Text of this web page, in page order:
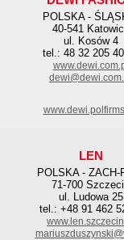
POLSKA -
40-541
ul. Kosów 4
tel.: 48 32 205
LEN
POLSKA - ZACH-
71-700
ul. Ludowa 25
tel.: +48 91 462